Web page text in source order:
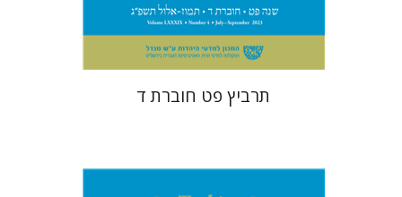
$31
$28
תרביץ פט חוברת ד